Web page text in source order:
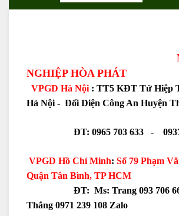
MÁY
NGHIỆP HÒA PHÁT
VPGD Hà Nội : TT5 KĐT Tứ Hiệp
Hà Nội - Đối Diện Công An Huyện
ĐT: 0965 703 633 - 0937
VPGD Hồ Chí Minh: Số 79 Phạm
Quận Tân Bình, TP HCM
ĐT: Ms: Trang 093 706
Thắng 0971 239 108 Zalo